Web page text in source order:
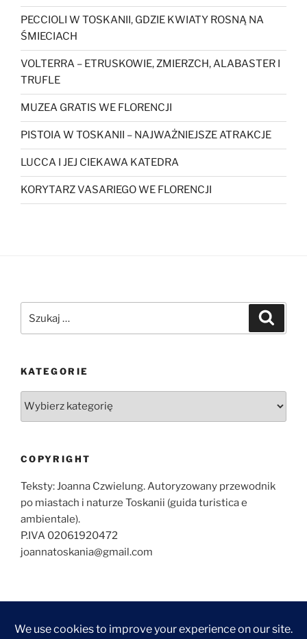
PECCIOLI W TOSKANII, GDZIE KWIATY ROSNĄ NA
ŚMIECIACH
VOLTERRA – ETRUSKOWIE, ZMIERZCH, ALABASTER I
TRUFLE
MUZEA GRATIS WE FLORENCJI
PISTOIA W TOSKANII – NAJWAŻNIEJSZE ATRAKCJE
LUCCA I JEJ CIEKAWA KATEDRA
KORYTARZ VASARIEGO WE FLORENCJI
KATEGORIE
COPYRIGHT
Teksty: Joanna Czwielung. Autoryzowany przewodnik
po miastach i naturze Toskanii (guida turistica e
ambientale).
P.IVA 02061920472
joannatoskania@gmail.com
O ZWIEDZANIEZWIEDZANIEWYCIECZKIKONTAKTNAJCZĘŚCIEJ